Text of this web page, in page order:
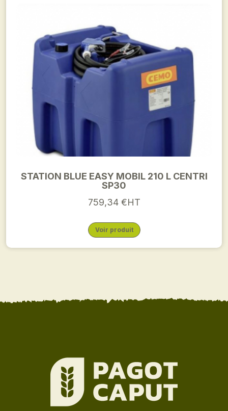
STATION BLUE EASY MOBIL 210 L CENTRI
SP30
759,34 €HT
Voir produit